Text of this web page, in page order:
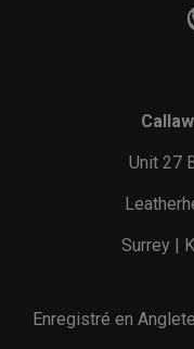
Unit 27
Surrey |
Enregistré en